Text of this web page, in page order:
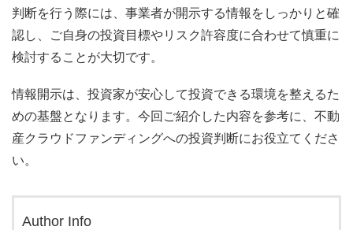
判断を行う際には、事業者が開示する情報をしっかりと確
認し、ご自身の投資目標やリスク許容度に合わせて慎重に
検討することが大切です。
情報開示は、投資家が安心して投資できる環境を整えるた
めの基盤となります。今回ご紹介した内容を参考に、不動
産クラウドファンディングへの投資判断にお役立てくださ
い。
Author Info